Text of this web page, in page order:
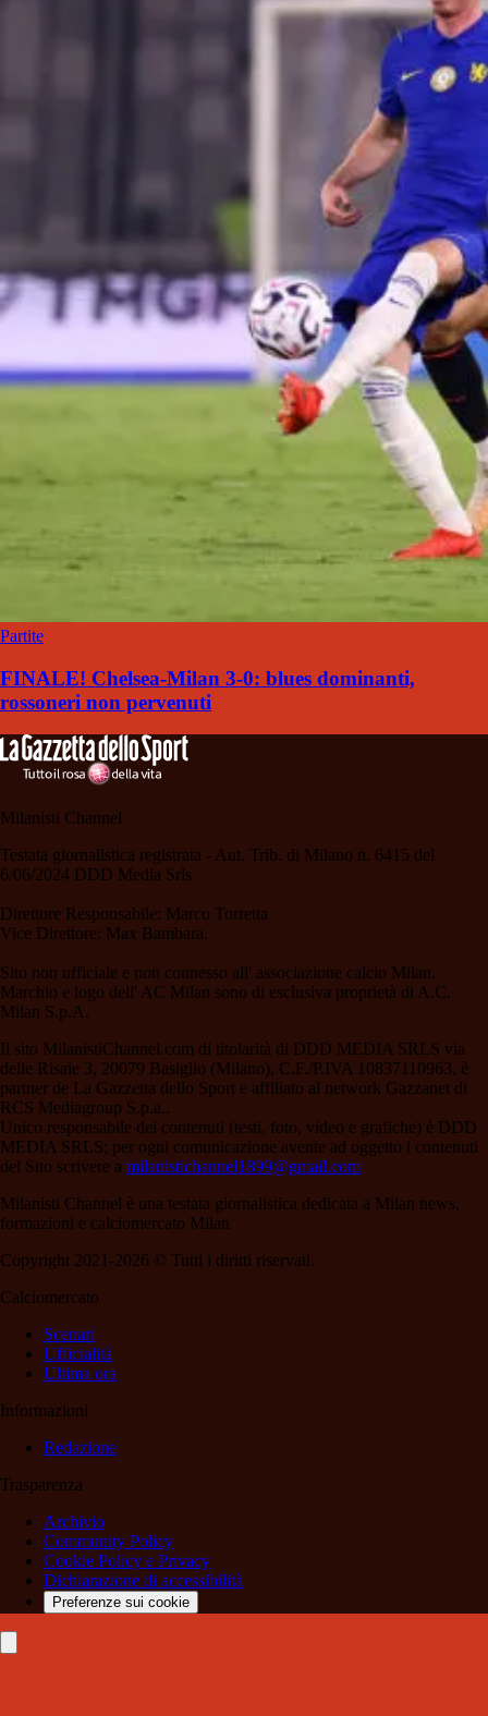
Partite
FINALE! Chelsea-Milan 3-0: blues dominanti,
rossoneri non pervenuti
Milanisti Channel
Testata giornalistica registrata - Aut. Trib. di Milano n. 6415 del
6/06/2024 DDD Media Srls
Direttore Responsabile: Marco Torretta
Vice Direttore: Max Bambara.
Sito non ufficiale e non connesso all' associazione calcio Milan.
Marchio e logo dell' AC Milan sono di esclusiva proprietà di A.C.
Milan S.p.A.
Il sito MilanistiChannel.com di titolarità di DDD MEDIA SRLS via
delle Risaie 3, 20079 Basiglio (Milano), C.F./P.IVA 10837110963, è
partner de La Gazzetta dello Sport e affiliato al network Gazzanet di
RCS Mediagroup S.p.a..
Unico responsabile dei contenuti (testi, foto, video e grafiche) è DDD
MEDIA SRLS; per ogni comunicazione avente ad oggetto i contenuti
del Sito scrivere a milanistichannel1899@gmail.com
Milanisti Channel è una testata giornalistica dedicata a Milan news,
formazioni e calciomercato Milan
Copyright 2021-2026 © Tutti i diritti riservati.
Calciomercato
Scenari
Ufficialità
Ultima ora
Informazioni
Redazione
Trasparenza
Archivio
Community Policy
Cookie Policy e Privacy
Dichiarazione di accessibilità
Preferenze sui cookie